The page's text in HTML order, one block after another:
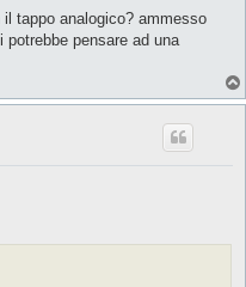
tappo analogico? ammesso
pensare ad una